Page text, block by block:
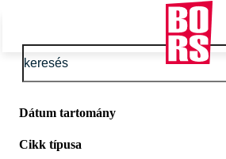
Dátum tartomány
Cikk típusa